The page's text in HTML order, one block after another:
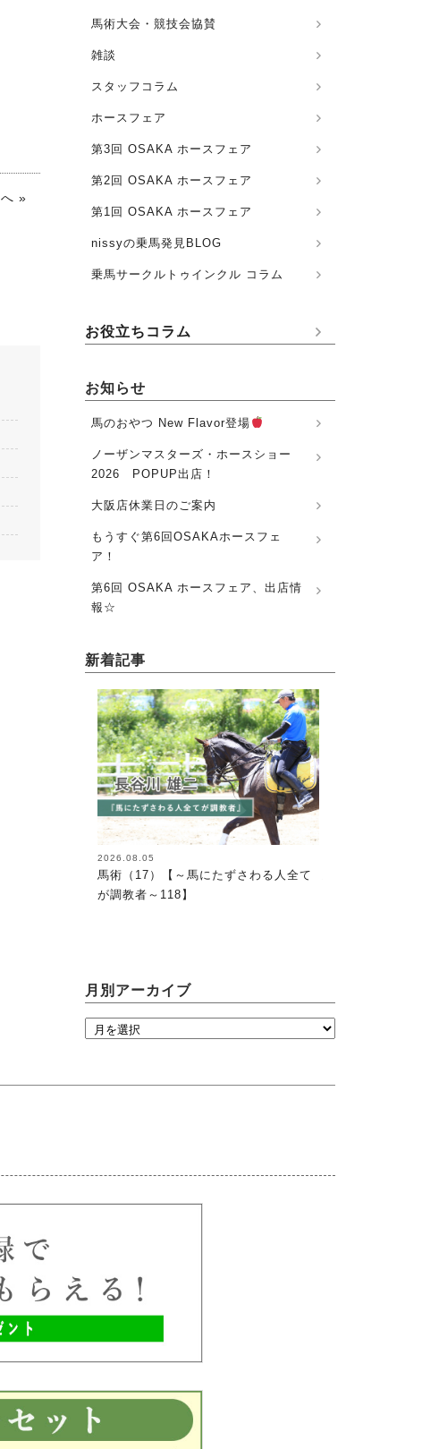
»
馬術大会・競技会協賛
雑談
スタッフコラム
ホースフェア
第3回 OSAKA ホースフェア
第2回 OSAKA ホースフェア
第1回 OSAKA ホースフェア
nissyの乗馬発見BLOG
乗馬サークルトゥインクル コラム
お役立ちコラム
お知らせ
馬のおやつ New Flavor登場
ノーザンマスターズ・ホースショー
2026 POPUP出店！
大阪店休業日のご案内
もうすぐ第6回OSAKAホースフェ
ア！
第6回 OSAKA ホースフェア、出店情
報☆
新着記事
2026.08.05
馬術（17）【～馬にたずさわる人全て
が調教者～118】
月別アーカイブ